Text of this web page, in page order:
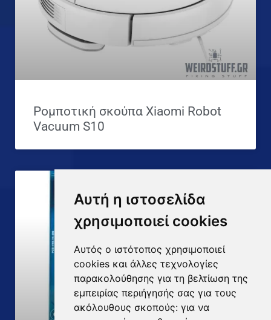
Αυτή η ιστοσελίδα
χρησιμοποιεί cookies
Αυτός ο ιστότοπος χρησιμοποιεί
cookies και άλλες τεχνολογίες
παρακολούθησης για τη βελτίωση της
εμπειρίας περιήγησής σας για τους
ακόλουθους σκοπούς: για να
Ρομποτική σκούπα Xiaomi Robot
Vacuum S10